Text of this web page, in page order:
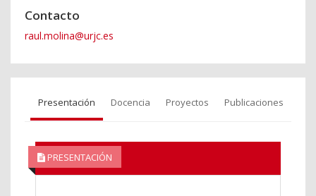
Contacto
raul.molina@urjc.es
Presentación Docencia Proyectos Publicaciones
PRESENTACIÓN